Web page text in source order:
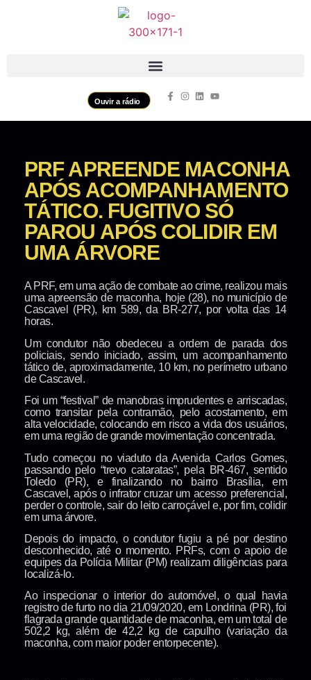
Ouvir a rádio
PRF APREENDE MACONHA
APÓS ACOMPANHAMENTO
TÁTICO. FUGITIVO SÓ
PAROU APÓS COLIDIR EM
UMA ÁRVORE
A PRF, em uma ação de combate ao crime, realizou mais
uma apreensão de maconha, hoje (28), no município de
Cascavel (PR), km 589, da BR-277, por volta das 14
horas.
Um condutor não obedeceu a ordem de parada dos
policiais, sendo iniciado, assim, um acompanhamento
tático de, aproximadamente, 10 km, no perímetro urbano
de Cascavel.
Foi um “festival” de manobras imprudentes e arriscadas,
como transitar pela contramão, pelo acostamento, em
alta velocidade, colocando em risco a vida dos usuários,
em uma região de grande movimentação concentrada.
Tudo começou no viaduto da Avenida Carlos Gomes,
passando pelo “trevo cataratas”, pela BR-467, sentido
Toledo (PR), e finalizando no bairro Brasília, em
Cascavel, após o infrator cruzar um acesso preferencial,
perder o controle, sair do leito carroçável e, por fim, colidir
em uma árvore.
Depois do impacto, o condutor fugiu a pé por destino
desconhecido, até o momento. PRFs, com o apoio de
equipes da Polícia Militar (PM) realizam diligências para
localizá-lo.
Ao inspecionar o interior do automóvel, o qual havia
registro de furto no dia 21/09/2020, em Londrina (PR), foi
flagrada grande quantidade de maconha, em um total de
502,2 kg, além de 42,2 kg de capulho (variação da
maconha, com maior poder entorpecente).